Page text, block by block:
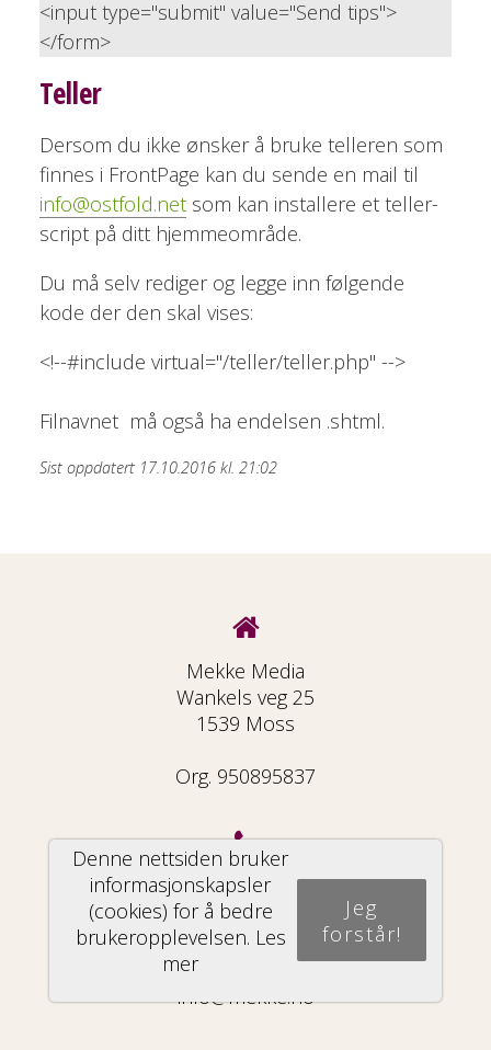
<input type="submit" value="Send tips">
</form>
Teller
Dersom du ikke ønsker å bruke telleren som
finnes i FrontPage kan du sende en mail til
info@ostfold.netsom kan installere et teller-
script på ditt hjemmeområde.
Du må selv rediger og legge inn følgende
kode der den skal vises:
<!--#include virtual="/teller/teller.php" -->
Filnavnet må også ha endelsen .shtml.
Sist oppdatert 17.10.2016 kl. 21:02
Mekke Media
Wankels veg 25
1539 Moss
Org. 950895837
69 33 33 21
info@mekke.no
Denne nettsiden bruker
informasjonskapsler
(cookies) for å bedre
brukeropplevelsen. Les
mer
Jeg
forstår!